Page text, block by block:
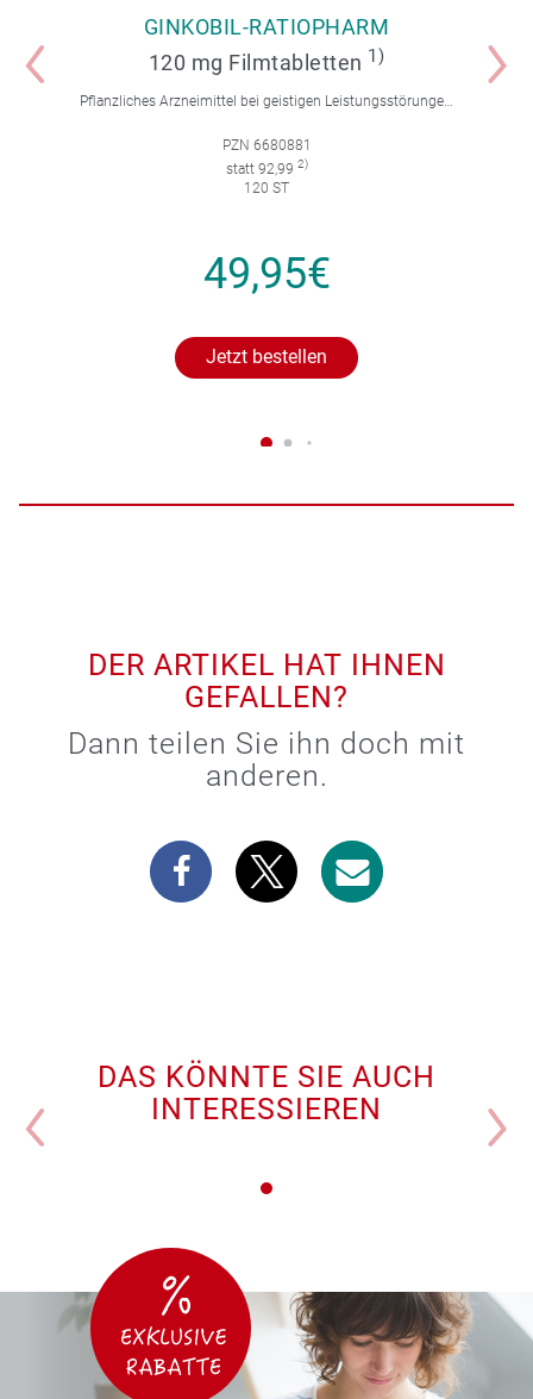
GINKOBIL-RATIOPHARM
120 mg Filmtabletten 1)
Pflanzliches Arzneimittel bei geistigen Leistungsstörungen und Durchblutungsstörungen.
PZN 6680881
statt 92,99 2)
120 ST
49,95€
Jetzt bestellen
DER ARTIKEL HAT IHNEN
GEFALLEN?
Dann teilen Sie ihn doch mit
anderen.
DAS KÖNNTE SIE AUCH
INTERESSIEREN